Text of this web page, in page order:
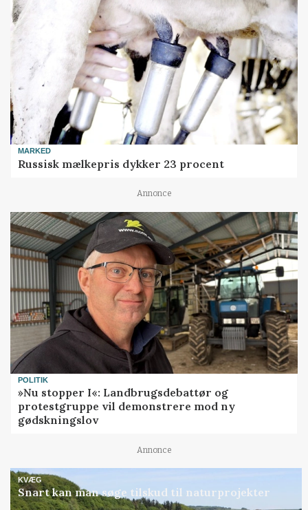
MARKED
Russisk mælkepris dykker 23 procent
Annonce
POLITIK
»Nu stopper I«: Landbrugsdebattør og
protestgruppe vil demonstrere mod ny
gødskningslov
Annonce
KVÆG
Snart kan man søge tilskud til naturprojekter